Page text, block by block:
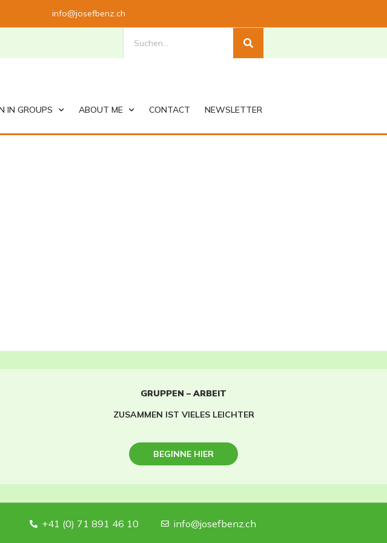
info@josefbenz.ch
IN GROUPS ABOUT ME CONTACT NEWSLETTER
GRUPPEN – ARBEIT
ZUSAMMEN IST VIELES LEICHTER
BEGINNE HIER
+41 (0) 71 891 46 10 info@josefbenz.ch